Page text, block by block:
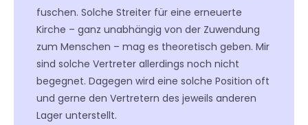
fuschen. Solche Streiter für eine erneuerte
Kirche – ganz unabhängig von der Zuwendung
zum Menschen – mag es theoretisch geben. Mir
sind solche Vertreter allerdings noch nicht
begegnet. Dagegen wird eine solche Position oft
und gerne den Vertretern des jeweils anderen
Lager unterstellt.